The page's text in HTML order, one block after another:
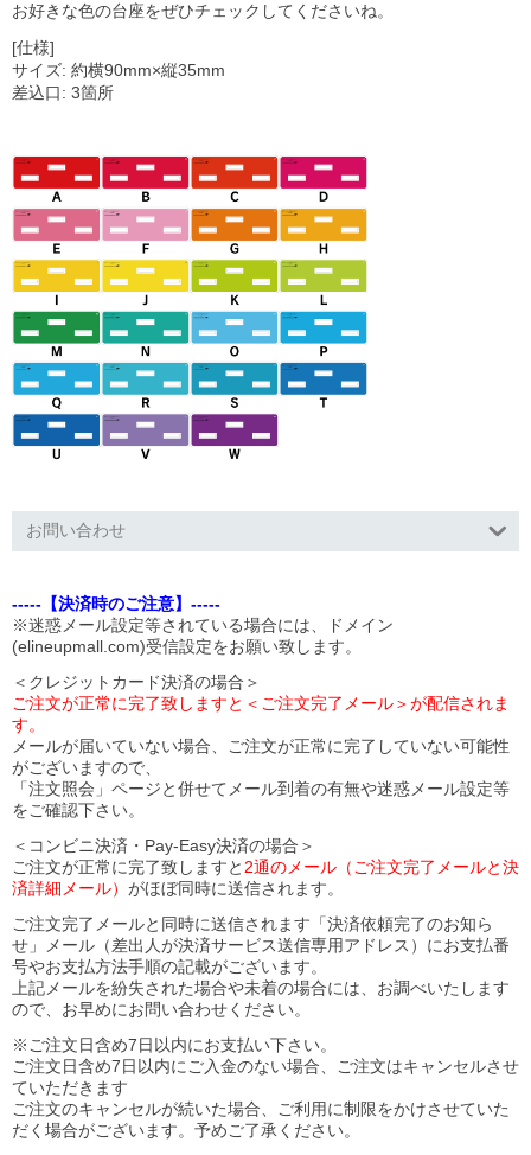
お好きな色の台座をぜひチェックしてくださいね。
[仕様]
サイズ: 約横90mm×縦35mm
差込口: 3箇所
お問い合わせ
-----【決済時のご注意】-----
※迷惑メール設定等されている場合には、ドメイン
(elineupmall.com)受信設定をお願い致します。
＜クレジットカード決済の場合＞
ご注文が正常に完了致しますと＜ご注文完了メール＞が配信されま
す。
メールが届いていない場合、ご注文が正常に完了していない可能性
がございますので、
「注文照会」ページと併せてメール到着の有無や迷惑メール設定等
をご確認下さい。
＜コンビニ決済・Pay-Easy決済の場合＞
ご注文が正常に完了致しますと 2通のメール（ご注文完了メールと決
済詳細メール） がほぼ同時に送信されます。
ご注文完了メールと同時に送信されます「決済依頼完了のお知ら
せ」メール（差出人が決済サービス送信専用アドレス）にお支払番
号やお支払方法手順の記載がございます。
上記メールを紛失された場合や未着の場合には、お調べいたします
ので、お早めにお問い合わせください。
※ご注文日含め7日以内にお支払い下さい。
ご注文日含め7日以内にご入金のない場合、ご注文はキャンセルさせ
ていただきます
ご注文のキャンセルが続いた場合、ご利用に制限をかけさせていた
だく場合がございます。予めご了承ください。